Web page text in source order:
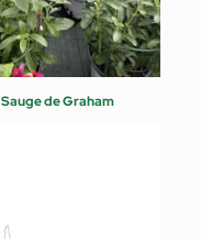
Sauge de Graham